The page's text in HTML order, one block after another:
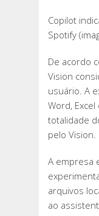
Copilot
Spotify
De acordo
Vision
usuário. A
Word,
totalidade
pelo Vision.
A empresa
arquivos
ao